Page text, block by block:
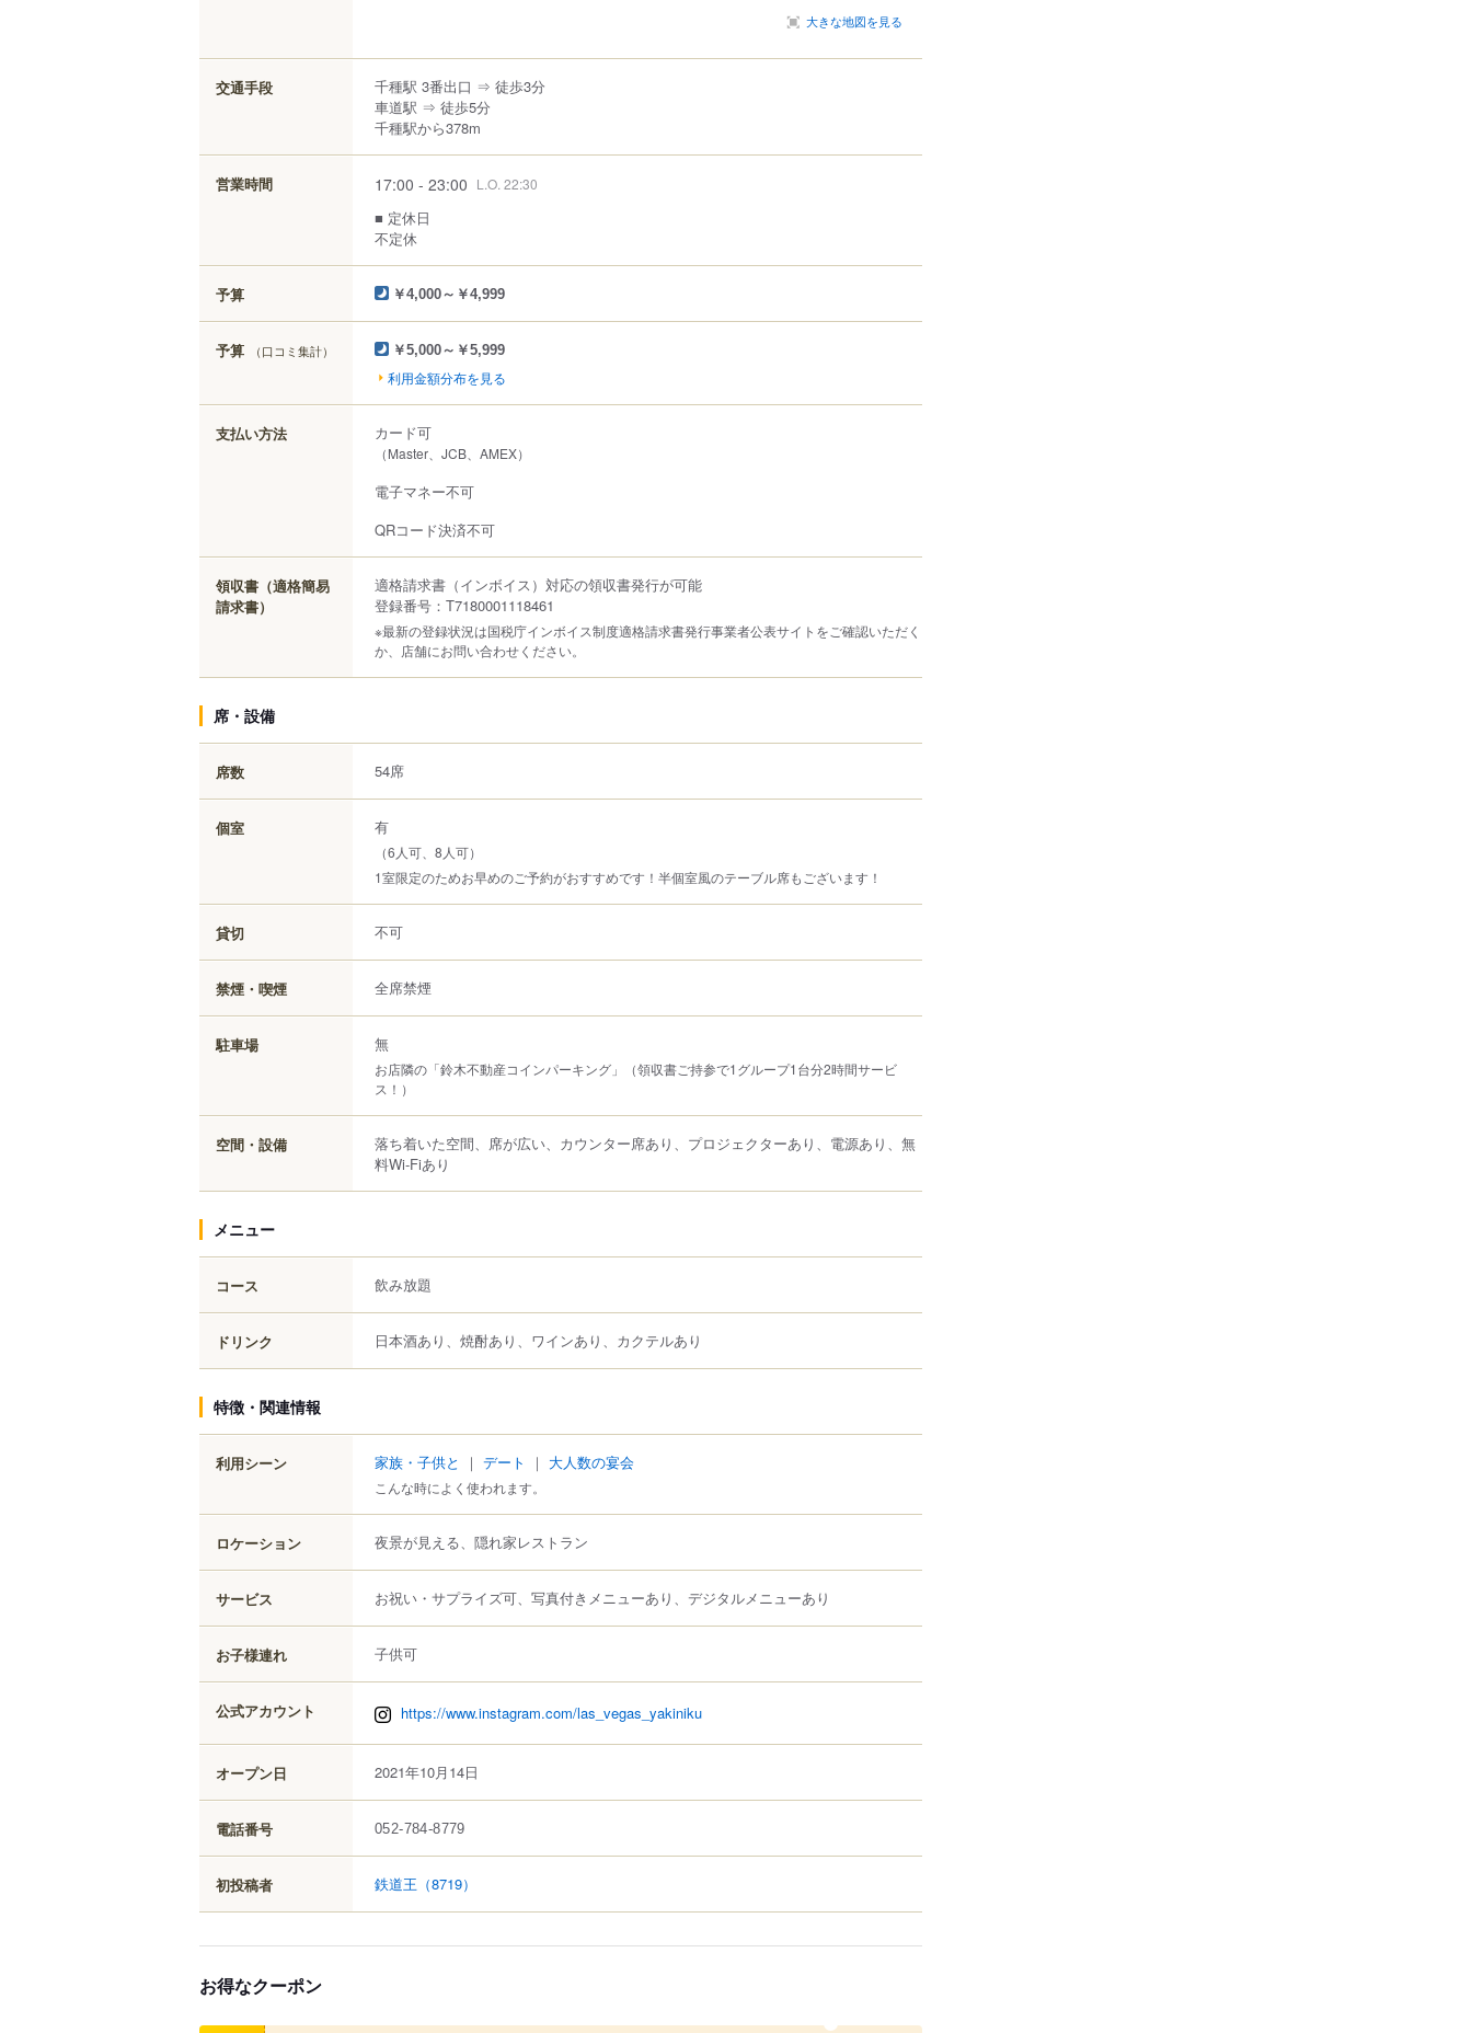
大きな地図を見る
交通手段
千種駅 3番出口 ⇒ 徒歩3分
車道駅 ⇒ 徒歩5分
千種駅から378m
営業時間 17:00 - 23:00 L.O. 22:30
■ 定休日
不定休
予算 ￥4,000～￥4,999
予算 （口コミ集計） ￥5,000～￥5,999
利用金額分布を見る
支払い方法 カード可
（Master、JCB、AMEX）
電子マネー不可
QRコード決済不可
領収書（適格簡易
請求書）
適格請求書（インボイス）対応の領収書発行が可能
登録番号：T7180001118461
※最新の登録状況は国税庁インボイス制度適格請求書発行事業者公表サイトをご確認いただく
か、店舗にお問い合わせください。
席・設備
席数 54席
個室 有
（6人可、8人可）
1室限定のためお早めのご予約がおすすめです！半個室風のテーブル席もございます！
貸切 不可
禁煙・喫煙 全席禁煙
駐車場 無
お店隣の「鈴木不動産コインパーキング」（領収書ご持参で1グループ1台分2時間サービ
ス！）
空間・設備
落ち着いた空間、席が広い、カウンター席あり、プロジェクターあり、電源あり、無
料Wi-Fiあり
メニュー
コース 飲み放題
ドリンク 日本酒あり、焼酎あり、ワインあり、カクテルあり
特徴・関連情報
利用シーン 家族・子供と ｜ デート ｜ 大人数の宴会
こんな時によく使われます。
ロケーション 夜景が見える、隠れ家レストラン
サービス お祝い・サプライズ可、写真付きメニューあり、デジタルメニューあり
お子様連れ 子供可
公式アカウント https://www.instagram.com/las_vegas_yakiniku
オープン日 2021年10月14日
電話番号 052-784-8779
初投稿者 鉄道王 （8719）
お得なクーポン